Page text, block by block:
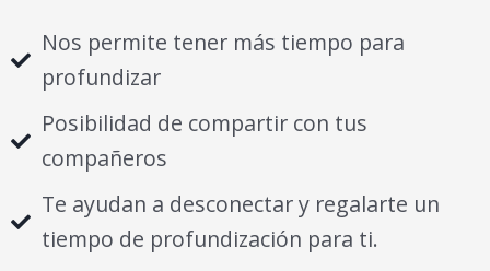
Nos permite tener más tiempo para
profundizar
Posibilidad de compartir con tus
compañeros
Te ayudan a desconectar y regalarte un
tiempo de profundización para ti.